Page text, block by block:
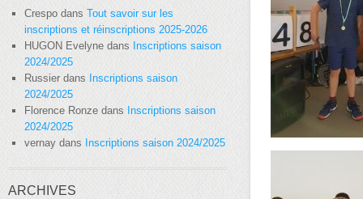
Crespo dans Tout savoir sur les
inscriptions et réinscriptions 2025-2026
HUGON Evelyne dans Inscriptions saison
2024/2025
Russierdans Inscriptions saison
2024/2025
Florence Ronze dans Inscriptions saison
2024/2025
vernay dans Inscriptions saison 2024/2025
ARCHIVES